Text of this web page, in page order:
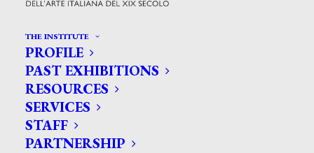
THE INSTITUTE
PROFILE
PAST EXHIBITIONS
RESOURCES
SERVICES
STAFF
PARTNERSHIP
CERCA TRA GLI ARTISTI:
Search
for: